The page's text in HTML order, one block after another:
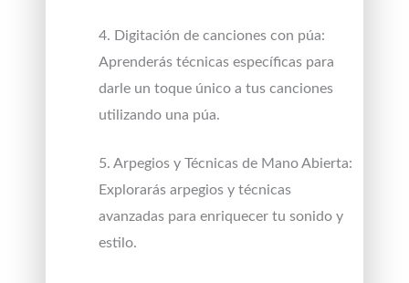
4. Digitación de canciones con púa:
Aprenderás técnicas específicas para
darle un toque único a tus canciones
utilizando una púa.
5. Arpegios y Técnicas de Mano Abierta:
Explorarás arpegios y técnicas
avanzadas para enriquecer tu sonido y
estilo.